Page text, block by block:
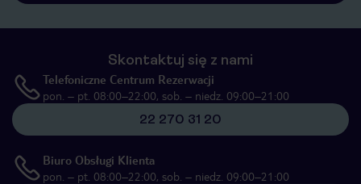
Skontaktuj się z nami
Telefoniczne Centrum Rezerwacji
pon. – pt. 08:00–22:00, sob. – niedz. 09:00–21:00
22 270 31 20
Biuro Obsługi Klienta
pon. – pt. 08:00–22:00, sob. – niedz. 09:00–21:00